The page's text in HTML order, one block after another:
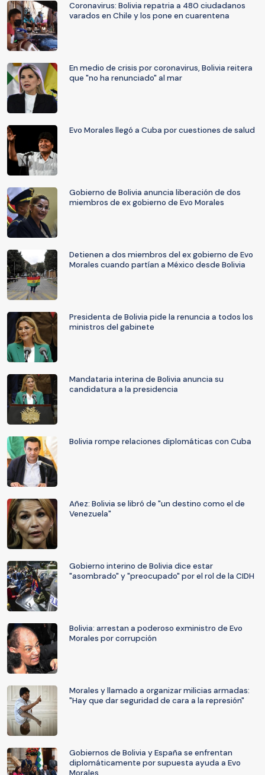
Coronavirus: Bolivia repatria a 480 ciudadanos
varados en Chile y los pone en cuarentena
En medio de crisis por coronavirus, Bolivia reitera
que "no ha renunciado" al mar
Evo Morales llegó a Cuba por cuestiones de salud
Gobierno de Bolivia anuncia liberación de dos
miembros de ex gobierno de Evo Morales
Detienen a dos miembros del ex gobierno de Evo
Morales cuando partían a México desde Bolivia
Presidenta de Bolivia pide la renuncia a todos los
ministros del gabinete
Mandataria interina de Bolivia anuncia su
candidatura a la presidencia
Bolivia rompe relaciones diplomáticas con Cuba
Añez: Bolivia se libró de "un destino como el de
Venezuela"
Gobierno interino de Bolivia dice estar
"asombrado" y "preocupado" por el rol de la CIDH
Bolivia: arrestan a poderoso exministro de Evo
Morales por corrupción
Morales y llamado a organizar milicias armadas:
"Hay que dar seguridad de cara a la represión"
Gobiernos de Bolivia y España se enfrentan
diplomáticamente por supuesta ayuda a Evo
Morales